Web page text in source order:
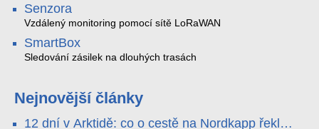
Senzora
Vzdálený monitoring pomocí sítě LoRaWAN
SmartBox
Sledování zásilek na dlouhých trasách
Nejnovější články
12 dní v Arktidě: co o cestě na Nordkapp řekla